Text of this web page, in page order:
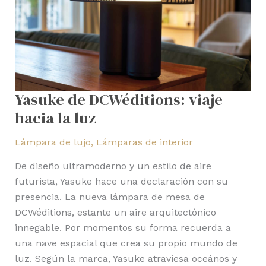
Yasuke de DCWéditions: viaje
hacia la luz
Lámpara de lujo, Lámparas de interior
De diseño ultramoderno y un estilo de aire
futurista, Yasuke hace una declaración con su
presencia. La nueva lámpara de mesa de
DCWéditions, estante un aire arquitectónico
innegable. Por momentos su forma recuerda a
una nave espacial que crea su propio mundo de
luz. Según la marca, Yasuke atraviesa oceános y